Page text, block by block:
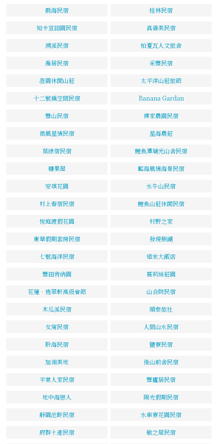
戲海民宿 桂林民宿
知卡宣田園民宿 真善美民宿
溯溪民宿 柏夏瓦人文旅舍
喬居民宿 采豐民宿
澄園休閒山莊 太平洋山莊旅館
十二號橋空間民宿 Banana Gardan
豐山民宿 傅家農園民宿
微風星情民宿 星海農莊
葉綠宿民宿 鯉魚潭瑚光山舍民宿
糖果屋 藍海風情海景民宿
安琪花園 水牛山民宿
村上春宿民宿 鯉魚山莊休閒民宿
悅庭渡假花園 村野之家
東華假期套房民宿 發現樹湖
七號海洋民宿 遠來大飯店
豐田肯納園 葛莉絲莊園
花蓮‧逸翠軒高級會館 山合院民宿
木瓜溪民宿 順泰旅社
女窩民宿 人間山水民宿
聆海民宿 鹽寮民宿
加南美地 後山前舍民宿
平常人家民宿 豐廬居民宿
地中海戀人 陽光假期民宿
靜園池畔民宿 水車寮花園民宿
府群土產民宿 敏之屋民宿